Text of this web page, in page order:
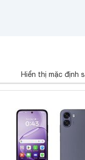
Hiển thị mặc định